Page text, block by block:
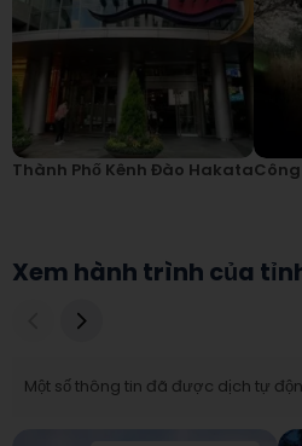
Thành Phố Kênh Đào Hakata
Xem hành trình của
Một số thông tin đã được dịch tự